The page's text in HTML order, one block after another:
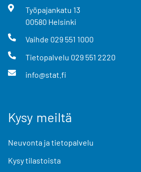
Työpajankatu 13
00580 Helsinki
Vaihde 029 551 1000
Tietopalvelu 029 551 2220
info@stat.fi
Kysy meiltä
Neuvonta ja tietopalvelu
Kysy tilastoista